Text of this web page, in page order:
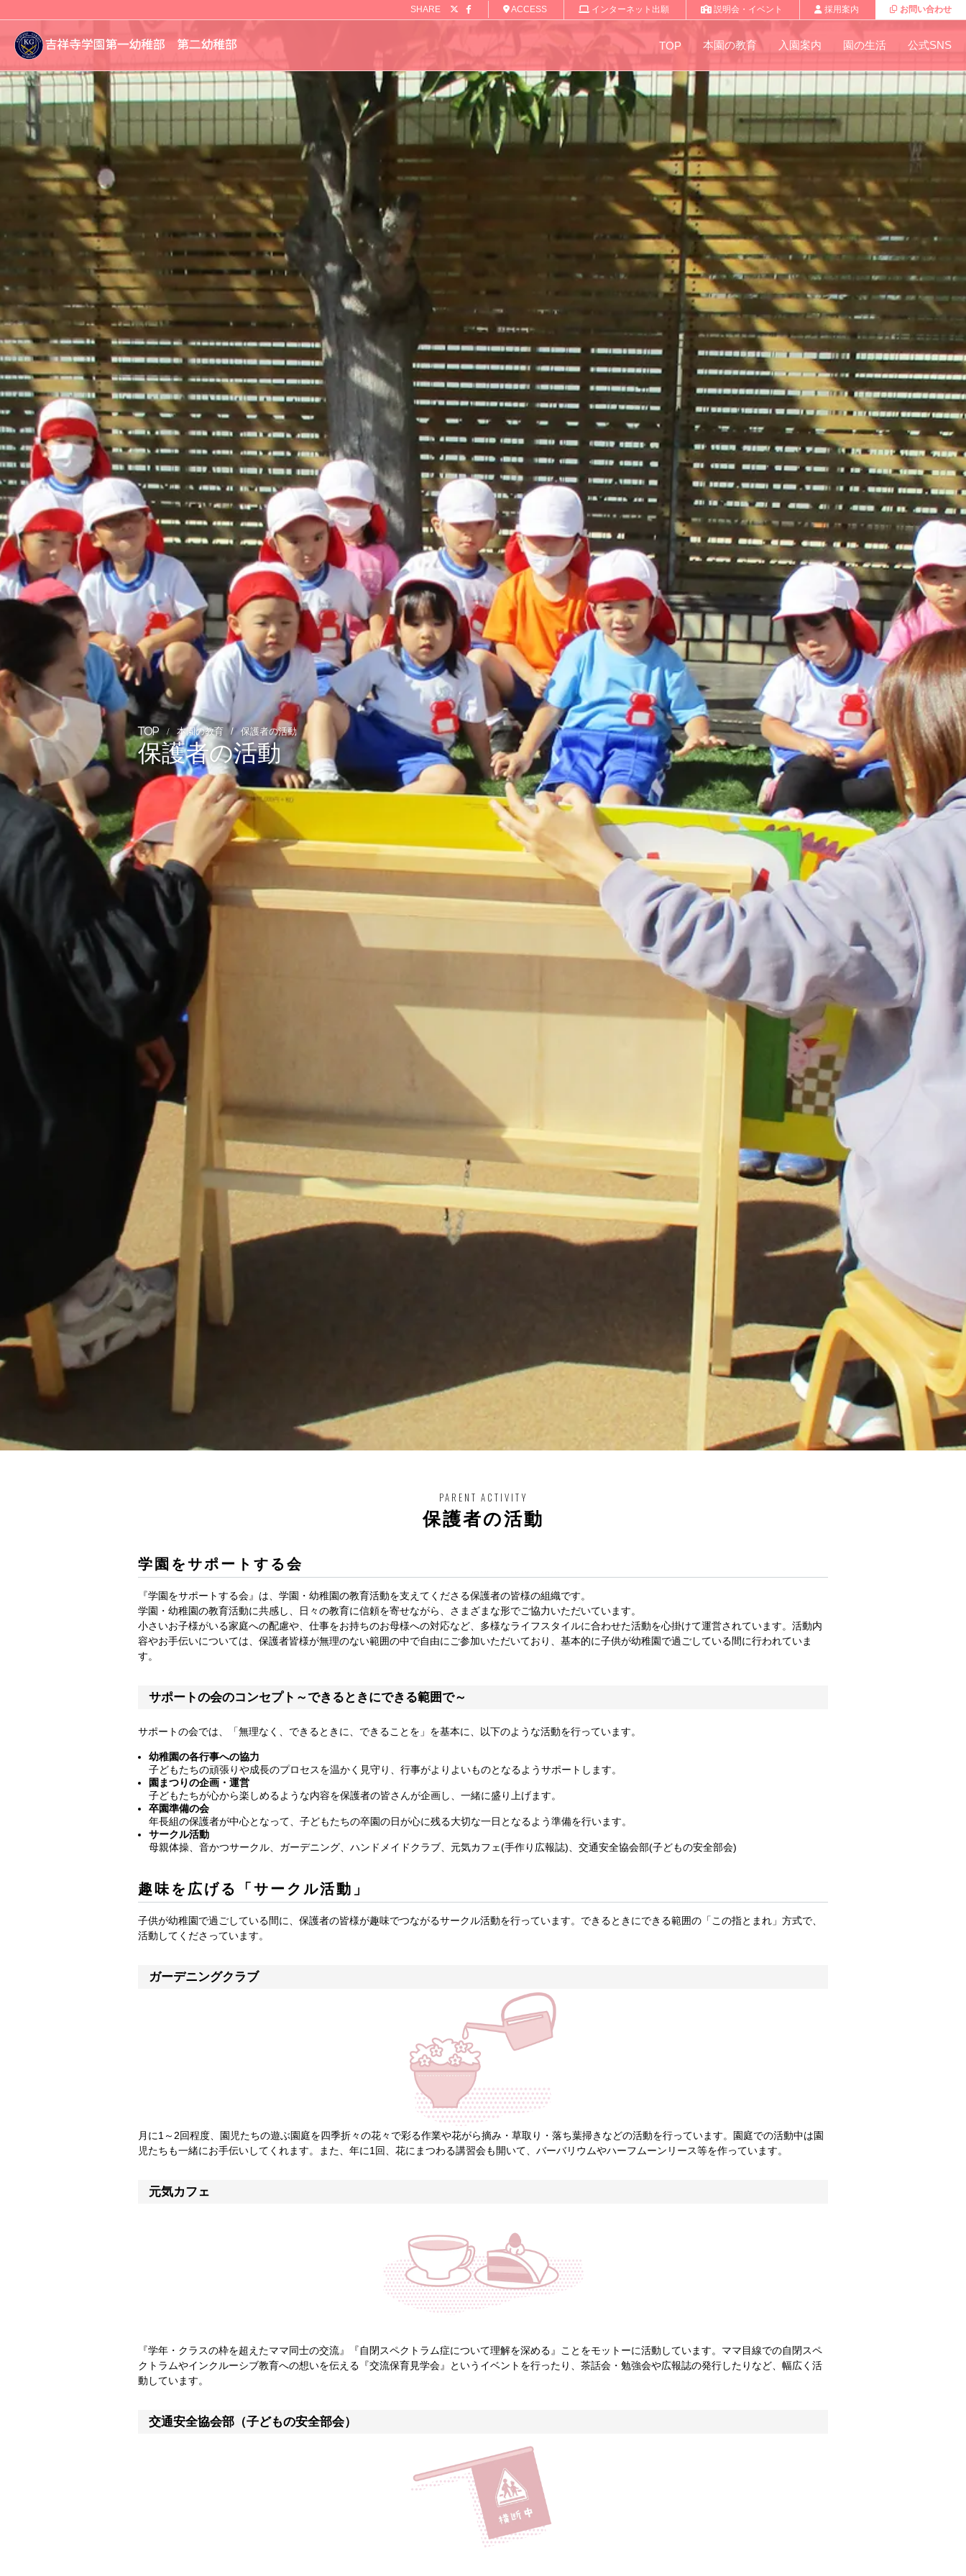
SHARE ACCESS インターネット出願 説明会・イベント 採用案内 お問い合わせ
TOP 本園の教育 入園案内 園の生活 公式SNS
TOP 本園の教育 保護者の活動
保護者の活動
PARENT ACTIVITY
保護者の活動
学園をサポートする会
『学園をサポートする会』は、学園・幼稚園の教育活動を支えてくださる保護者の皆様の組織です。
学園・幼稚園の教育活動に共感し、日々の教育に信頼を寄せながら、さまざまな形でご協力いただいています。
小さいお子様がいる家庭への配慮や、仕事をお持ちのお母様への対応など、多様なライフスタイルに合わせた活動を心掛けて運営されています。活動内
容やお手伝いについては、保護者皆様が無理のない範囲の中で自由にご参加いただいており、基本的に子供が幼稚園で過ごしている間に行われていま
す。
サポートの会のコンセプト～できるときにできる範囲で～
サポートの会では、「無理なく、できるときに、できることを」を基本に、以下のような活動を行っています。
幼稚園の各行事への協力
子どもたちの頑張りや成長のプロセスを温かく見守り、行事がよりよいものとなるようサポートします。
園まつりの企画・運営
子どもたちが心から楽しめるような内容を保護者の皆さんが企画し、一緒に盛り上げます。
卒園準備の会
年長組の保護者が中心となって、子どもたちの卒園の日が心に残る大切な一日となるよう準備を行います。
サークル活動
母親体操、音かつサークル、ガーデニング、ハンドメイドクラブ、元気カフェ(手作り広報誌)、交通安全協会部(子どもの安全部会)
趣味を広げる「サークル活動」
子供が幼稚園で過ごしている間に、保護者の皆様が趣味でつながるサークル活動を行っています。できるときにできる範囲の「この指とまれ」方式で、
活動してくださっています。
ガーデニングクラブ
月に1～2回程度、園児たちの遊ぶ園庭を四季折々の花々で彩る作業や花がら摘み・草取り・落ち葉掃きなどの活動を行っています。園庭での活動中は園
児たちも一緒にお手伝いしてくれます。また、年に1回、花にまつわる講習会も開いて、バーバリウムやハーフムーンリース等を作っています。
元気カフェ
『学年・クラスの枠を超えたママ同士の交流』『自閉スペクトラム症について理解を深める』ことをモットーに活動しています。ママ目線での自閉スペ
クトラムやインクルーシブ教育への想いを伝える『交流保育見学会』というイベントを行ったり、茶話会・勉強会や広報誌の発行したりなど、幅広く活
動しています。
交通安全協会部（子どもの安全部会）